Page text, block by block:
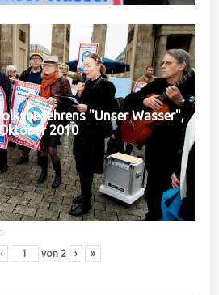
"Unser Wasser",
2010
‹ von 2 › »